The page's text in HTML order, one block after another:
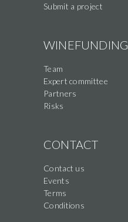
Submit a project
WINEFUNDING
Team
Expert committee
Partners
Risks
CONTACT
Contact us
Events
Terms
Conditions